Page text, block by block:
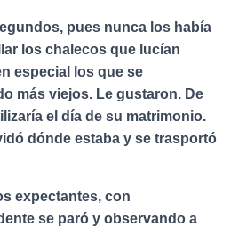
pues nunca los había
los chalecos que lucían
especial los que se
más viejos. Le gustaron. De
el día de su matrimonio.
dónde estaba y se trasportó
expectantes, con
se paró y observando a